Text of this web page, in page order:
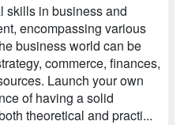
skills in business and
encompassing various
business world can be
commerce, finances,
Launch your own
of having a solid
theoretical and practi...